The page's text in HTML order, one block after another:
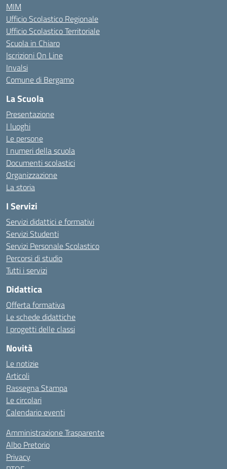
MIM
Ufficio Scolastico Regionale
Ufficio Scolastico Territoriale
Scuola in Chiaro
Iscrizioni On Line
Invalsi
Comune di Bergamo
La Scuola
Presentazione
I luoghi
Le persone
I numeri della scuola
Documenti scolastici
Organizzazione
La storia
I Servizi
Servizi didattici e formativi
Servizi Studenti
Servizi Personale Scolastico
Percorsi di studio
Tutti i servizi
Didattica
Offerta formativa
Le schede didattiche
I progetti delle classi
Novità
Le notizie
Articoli
Rassegna Stampa
Le circolari
Calendario eventi
Amministrazione Trasparente
Albo Pretorio
Privacy